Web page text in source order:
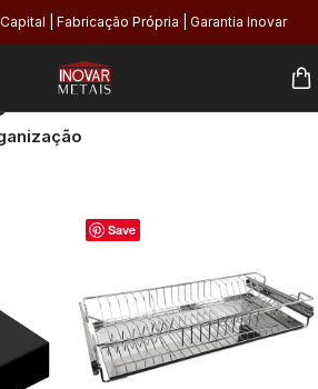
| Fabricação Própria | Garantia Inovar
Save